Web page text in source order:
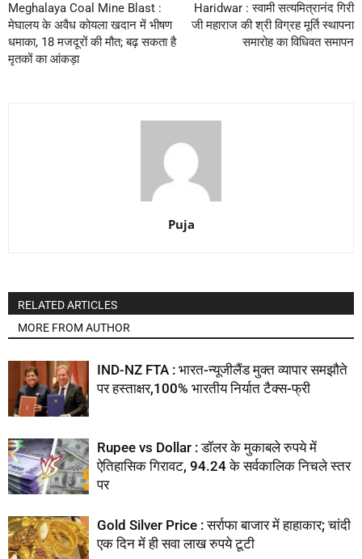
Meghalaya Coal Mine Blast :
मेघालय के अवैध कोयला खदान में भीषण
धमाका, 18 मजदूरों की मौत; बढ़ सकता है
मृतकों का आंकड़ा
Haridwar : स्वामी सत्यमित्रानंद गिरी
जी महाराज की श्री विग्रह मूर्ति स्थापना
समारोह का विधिवत समापन
Puja
RELATED ARTICLES
MORE FROM AUTHOR
IND-NZ FTA : भारत-न्यूजीलैंड मुक्त व्यापार समझौते
पर हस्ताक्षर,100% भारतीय निर्यात टैक्स-फ्री
Rupee vs Dollar : डॉलर के मुकाबले रुपये में
ऐतिहासिक गिरावट, 94.24 के सर्वकालिक निचले स्तर
पर
Gold Silver Price : सर्राफा बाजार में हाहाकार; चांदी
एक दिन में ही सवा लाख रुपये टूटी